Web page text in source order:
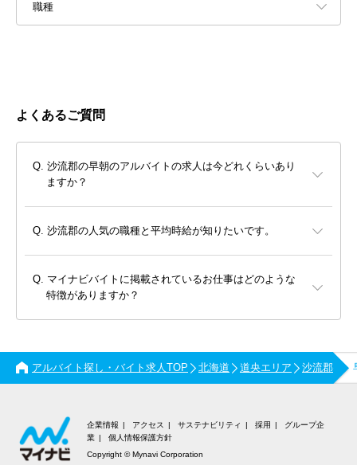
職種
よくあるご質問
沙流郡の早朝のアルバイトの求人は今どれくらいあり
ますか？
沙流郡の人気の職種と平均時給が知りたいです。
マイナビバイトに掲載されているお仕事はどのような
特徴がありますか？
アルバイト探し・バイト求人TOP 北海道 道央エリア 沙流郡
企業情報 アクセス サステナビリティ 採用
グループ企
業
個人情報保護方針
Copyright © Mynavi Corporation